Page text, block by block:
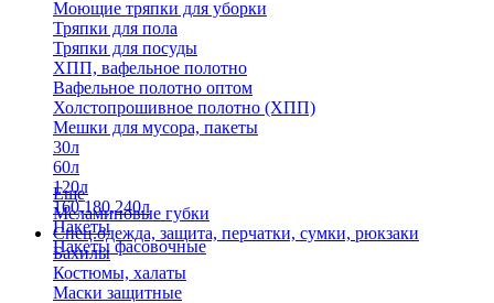
Моющие тряпки для уборки
Тряпки для пола
Тряпки для посуды
ХПП, вафельное полотно
Вафельное полотно оптом
Холстопрошивное полотно (ХПП)
Мешки для мусора, пакеты
30л
60л
120л
160,180,240л
Пакеты
Пакеты фасовочные
Еще
Меламиновые губки
Спец.одежда, защита, перчатки, сумки, рюкзаки
Бахилы
Костюмы, халаты
Маски защитные